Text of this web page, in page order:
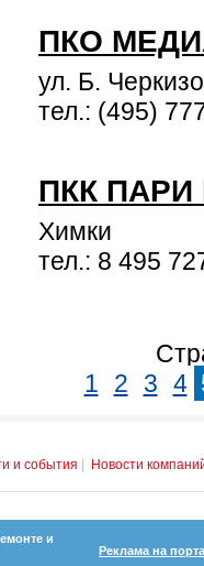
ПКО
ул. Б.
тел.: (495)
ПКК ПАРИ
Химки
тел.: 8 495
1
2 3 4
и события Новости
и
Реклама на